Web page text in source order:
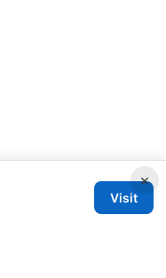
×
Visit